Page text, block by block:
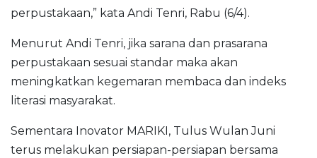
perpustakaan,” kata Andi Tenri, Rabu (6/4).
Menurut Andi Tenri, jika sarana dan prasarana
perpustakaan sesuai standar maka akan
meningkatkan kegemaran membaca dan indeks
literasi masyarakat.
Sementara Inovator MARIKI, Tulus Wulan Juni
terus melakukan persiapan-persiapan bersama